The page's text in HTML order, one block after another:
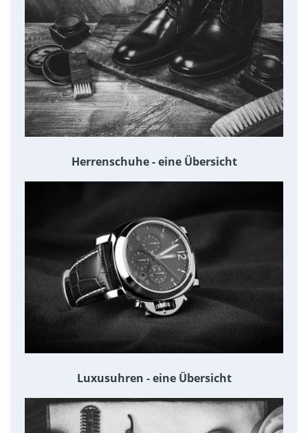
Herrenschuhe - eine Übersicht
Luxusuhren - eine Übersicht